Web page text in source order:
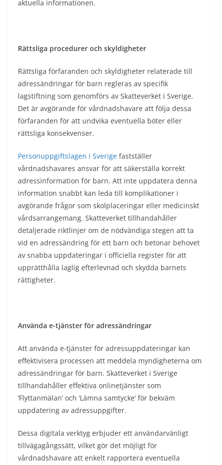
aktuella informationen.
Rättsliga procedurer och skyldigheter
Rättsliga förfaranden och skyldigheter relaterade till
adressändringar för barn regleras av specifik
lagstiftning som genomförs av Skatteverket i Sverige.
Det är avgörande för vårdnadshavare att följa dessa
förfaranden för att undvika eventuella böter eller
rättsliga konsekvenser.
Personuppgiftslagen i Sverige fastställer
vårdnadshavares ansvar för att säkerställa korrekt
adressinformation för barn. Att inte uppdatera denna
information snabbt kan leda till komplikationer i
avgörande frågor som skolplaceringar eller medicinskt
vårdsarrangemang. Skatteverket tillhandahåller
detaljerade riktlinjer om de nödvändiga stegen att ta
vid en adressändring för ett barn och betonar behovet
av snabba uppdateringar i officiella register för att
upprätthålla laglig efterlevnad och skydda barnets
rättigheter.
Använda e-tjänster för adressändringar
Att använda e-tjänster för adressuppdateringar kan
effektivisera processen att meddela myndigheterna om
adressändringar för barn. Skatteverket i Sverige
tillhandahåller effektiva onlinetjänster som
‘Flyttanmälan’ och ‘Lämna samtycke’ för bekväm
uppdatering av adressuppgifter.
Dessa digitala verktyg erbjuder ett användarvänligt
tillvägagångssätt, vilket gör det möjligt för
vårdnadshavare att enkelt rapportera eventuella